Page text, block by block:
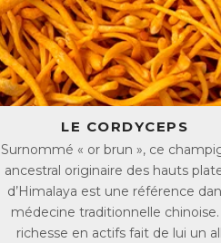
●
●
●
●
●
LE CORDYCEPS
Surnommé « or brun », ce
ancestral originaire des hauts
d’Himalaya est une référence
médecine traditionnelle chinoise.
richesse en actifs fait de lui un